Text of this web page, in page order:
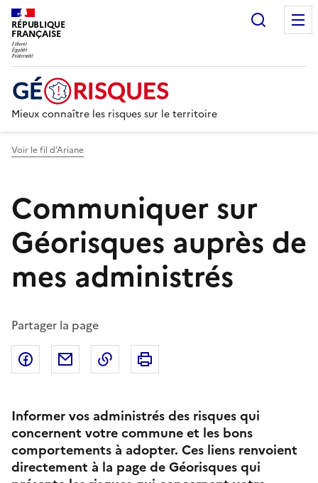
RÉPUBLIQUE
FRANÇAISE
Mieux connaître les risques sur le territoire
Voir le fil d’Ariane
Communiquer sur
Géorisques auprès de
mes administrés
Partager la page
Partager sur Facebook
Partager par emailCopier dans le presse-papier
Informer vos administrés des risques qui
concernent votre commune et les bons
comportements à adopter. Ces liens renvoient
directement à la page de Géorisques qui